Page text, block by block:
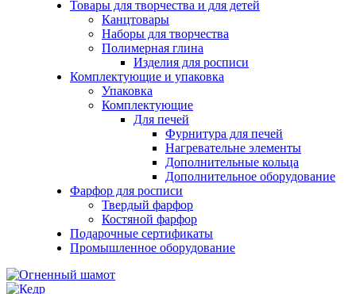
Товары для творчества и для детей
Канцтовары
Наборы для творчества
Полимерная глина
Изделия для росписи
Комплектующие и упаковка
Упаковка
Комплектующие
Для печей
Фурнитура для печей
Нагревательне элементы
Дополнительные кольца
Дополнительное оборудование
Фарфор для росписи
Твердый фарфор
Костяной фарфор
Подарочные сертификаты
Промышленное оборудование